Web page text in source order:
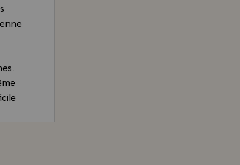
de la République, sur le